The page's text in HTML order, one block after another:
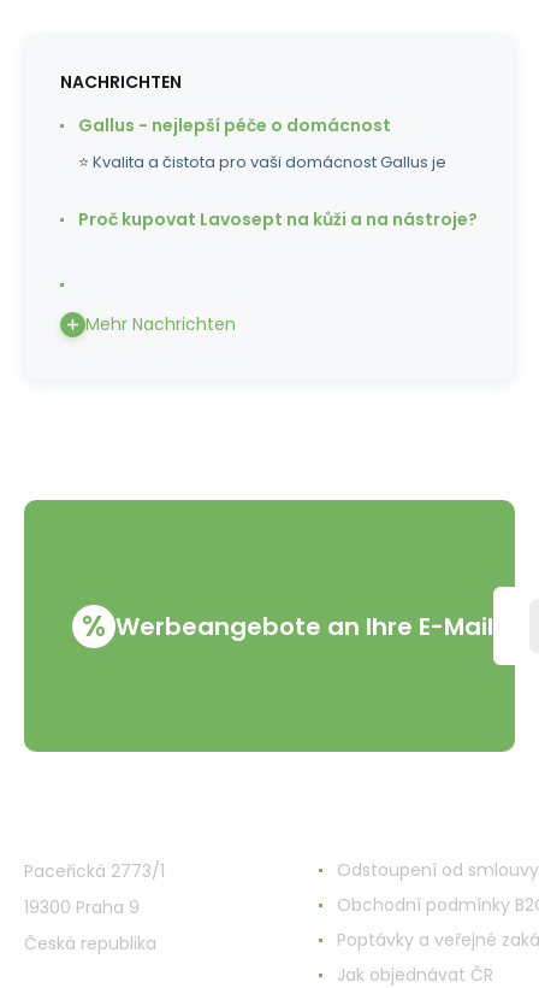
NACHRICHTEN
Gallus - nejlepší péče o domácnost
⭐ Kvalita a čistota pro vaši domácnost Gallus je
Proč kupovat Lavosept na kůži a na nástroje?
Mehr Nachrichten
% Werbeangebote an Ihre E-Mail
Paceřická 2773/1
19300 Praha 9
Česká republika
Odstoupení od smlouvy
Obchodní podmínky
Poptávky a veřejné
Jak objednávat ČR